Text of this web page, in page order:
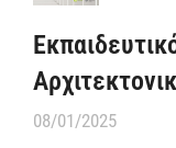
08/01/2025